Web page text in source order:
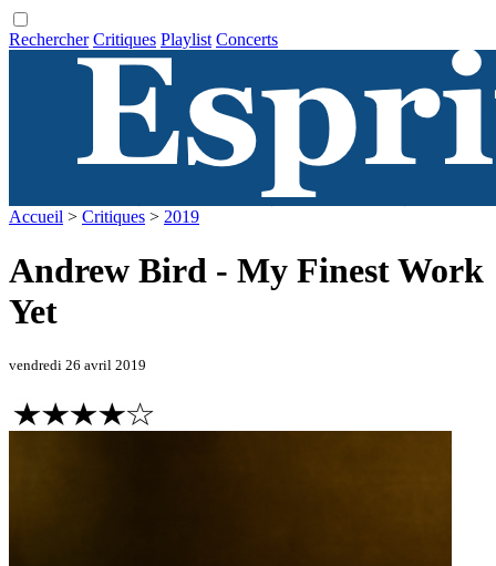
Rechercher Critiques Playlist Concerts
Accueil > Critiques > 2019
Andrew Bird - My Finest Work
Yet
vendredi 26 avril 2019